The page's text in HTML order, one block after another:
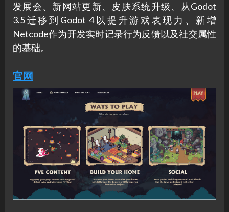
发展会、新网站更新、皮肤系统升级、从Godot
3.5迁移到Godot 4以提升游戏表现力、新增
Netcode作为开发实时记录行为反馈以及社交属性
的基础。
官网